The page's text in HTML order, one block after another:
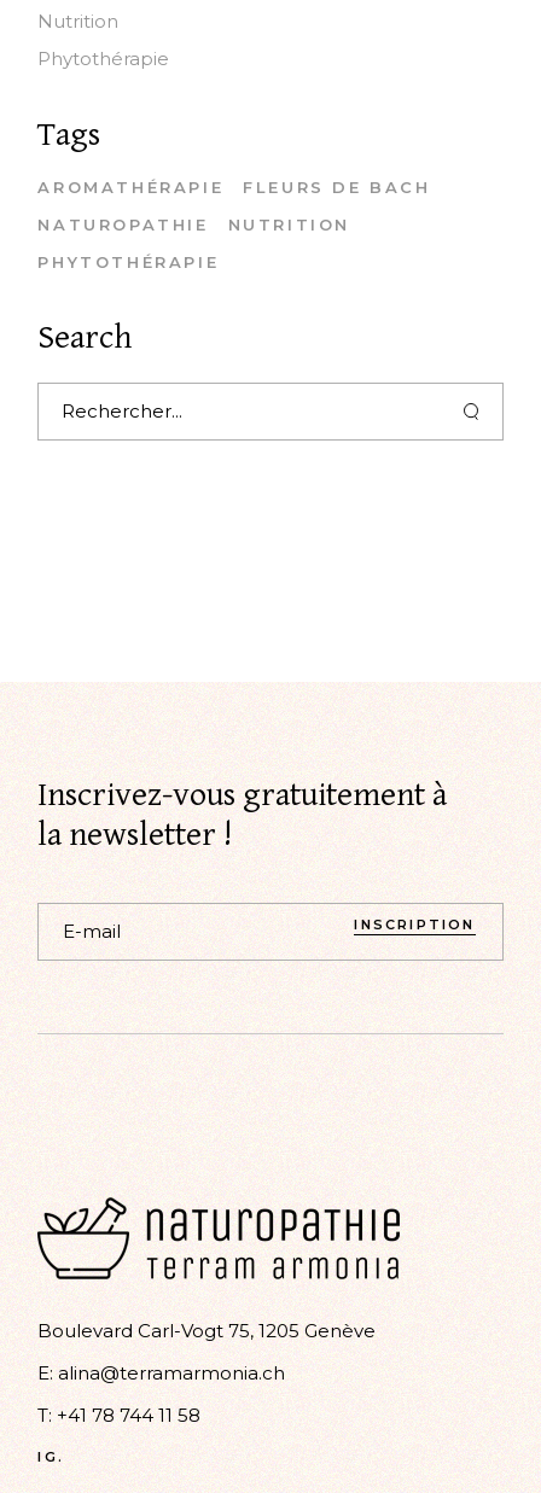
Nutrition
Phytothérapie
Tags
AROMATHÉRAPIE
FLEURS DE BACH
NATUROPATHIE
NUTRITION
PHYTOTHÉRAPIE
Search
Search
Inscrivez-vous gratuitement à
la newsletter !
INSCRIPTION
Alternative:
Boulevard Carl-Vogt 75, 1205 Genève
E:alina@terramarmonia.ch
T: +41 78 744 11 58
IG.